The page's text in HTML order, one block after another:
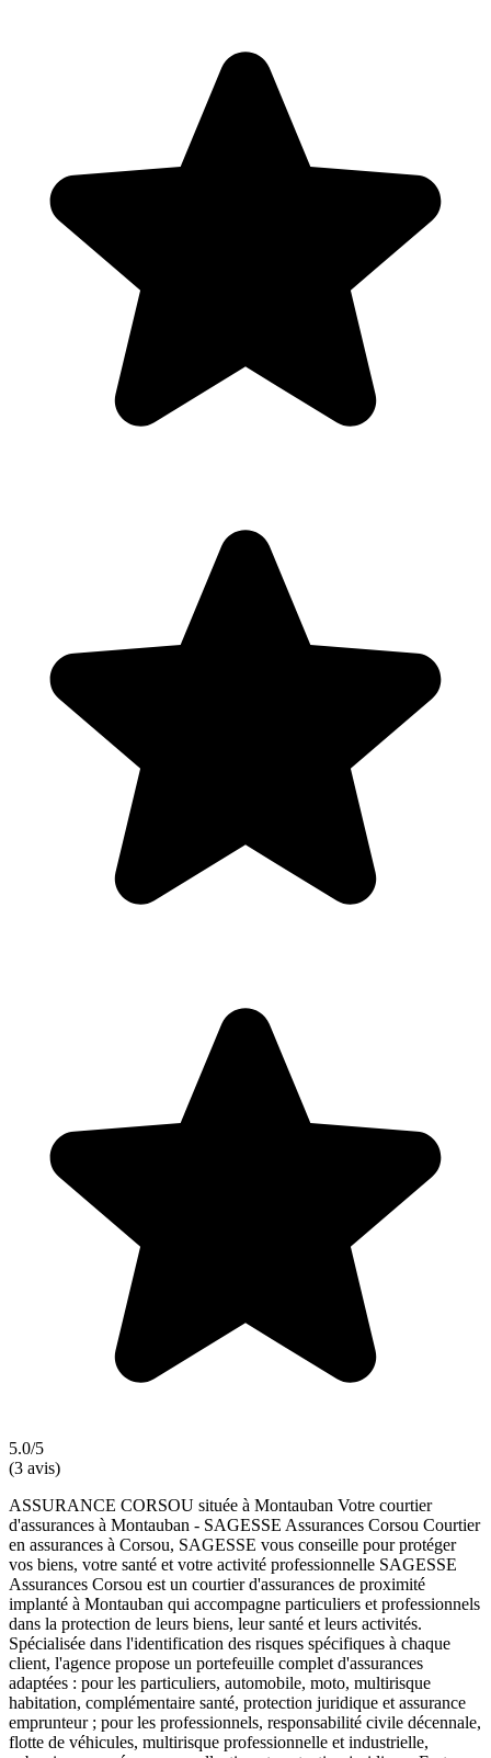
5.0/5
(3 avis)
ASSURANCE CORSOU située à Montauban Votre courtier
d'assurances à Montauban - SAGESSE Assurances Corsou Courtier
en assurances à Corsou, SAGESSE vous conseille pour protéger
vos biens, votre santé et votre activité professionnelle SAGESSE
Assurances Corsou est un courtier d'assurances de proximité
implanté à Montauban qui accompagne particuliers et professionnels
dans la protection de leurs biens, leur santé et leurs activités.
Spécialisée dans l'identification des risques spécifiques à chaque
client, l'agence propose un portefeuille complet d'assurances
adaptées : pour les particuliers, automobile, moto, multirisque
habitation, complémentaire santé, protection juridique et assurance
emprunteur ; pour les professionnels, responsabilité civile décennale,
flotte de véhicules, multirisque professionnelle et industrielle,